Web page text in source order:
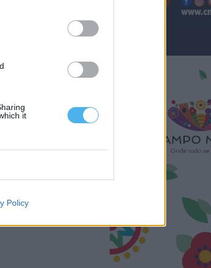
it
Policy
artigos
e da
edição do
por